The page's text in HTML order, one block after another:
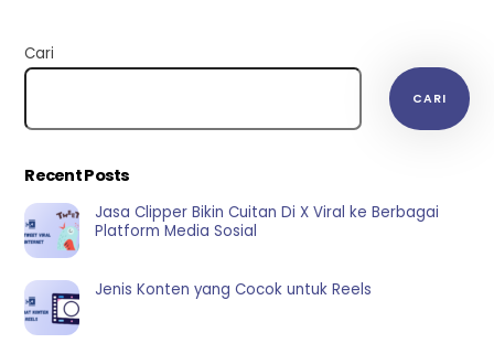
Cari
CARI
Recent Posts
Jasa Clipper Bikin Cuitan Di X Viral ke Berbagai
Platform Media Sosial
Jenis Konten yang Cocok untuk Reels